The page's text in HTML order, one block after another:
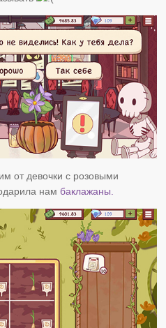
от девочки с розовыми
намбаклажаны.